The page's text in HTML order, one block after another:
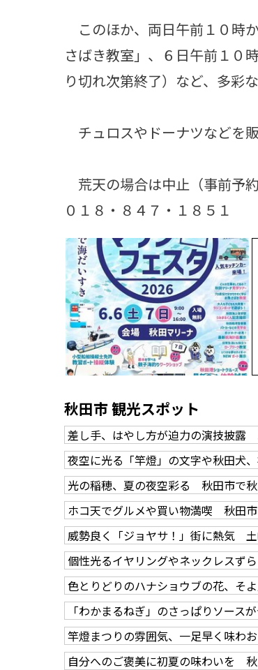
このほか、両日午前１０時
さばき教室」、６日午前１０
り切れ次第終了）など、多彩
チュロスやドーナツなどを
荒天の場合は中止（事前予
０１８・８４７・１８５１
秋田市 観光スポット
差し手、はやし方が迫力の演技披露
夜空に光る「竿燈」の文字や秋田犬
光の稲穂、夏の夜空彩る 秋田市で
ホコ天でグルメや買い物満喫 秋田
威勢良く「ジョヤサ！」街に熱気
個性光るイヤリングやネックレスず
色とりどりのハナショウブの花、そ
「わかまるねぎ」のさっぱりソー
竿燈まつりの雰囲気、一足早く味わ
自分へのご褒美に初夏の味わいを